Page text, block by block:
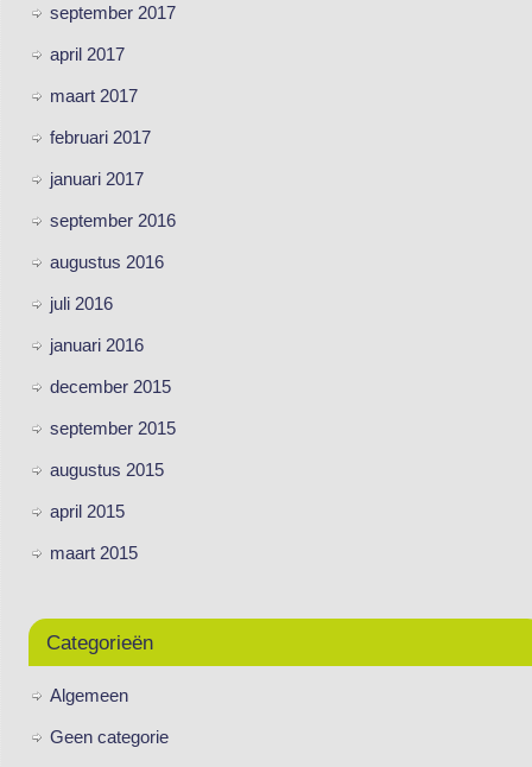
september 2017
april 2017
maart 2017
februari 2017
januari 2017
september 2016
augustus 2016
juli 2016
januari 2016
december 2015
september 2015
augustus 2015
april 2015
maart 2015
Categorieën
Algemeen
Geen categorie